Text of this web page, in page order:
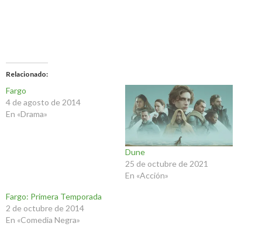
Relacionado
Fargo
4 de agosto de 2014
En «Drama»
Dune
25 de octubre de 2021
En «Acción»
Fargo: Primera Temporada
2 de octubre de 2014
En «Comedia Negra»